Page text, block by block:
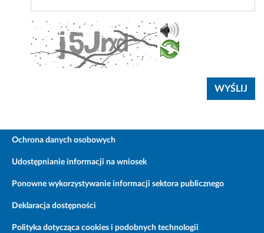
Ochrona danych osobowych
Udostępnianie informacji na wniosek
Ponowne wykorzystywanie informacji sektora publicznego
Deklaracja dostępności
Polityka dotycząca cookies i podobnych technologii